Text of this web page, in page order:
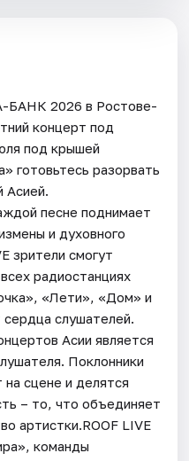
БАНК 2026 в Ростове-
концерт под
под крышей
готовьтесь разорвать
Асией.
песне поднимает
и духовного
зрители смогут
радиостанциях
«Лети», «Дом» и
сердца слушателей.
Асии является
Поклонники
сцене и делятся
– то, что объединяет
артистки.ROOF LIVE
команды